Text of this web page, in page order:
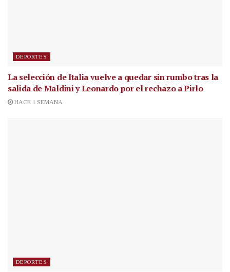
DEPORTES
La selección de Italia vuelve a quedar sin rumbo tras la
salida de Maldini y Leonardo por el rechazo a Pirlo
HACE 1 SEMANA
DEPORTES